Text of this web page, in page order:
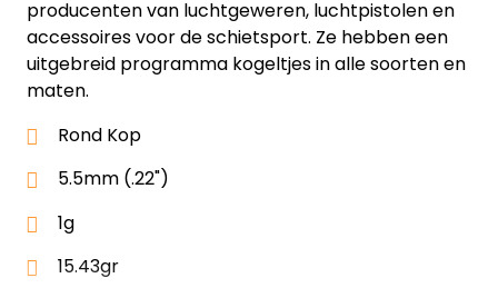
producenten van luchtgeweren, luchtpistolen en
accessoires voor de schietsport. Ze hebben een
uitgebreid programma kogeltjes in alle soorten en
maten.
Rond Kop
5.5mm (.22")
1g
15.43gr